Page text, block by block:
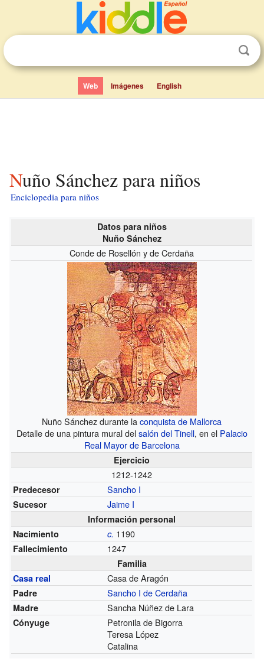
Web Imágenes English
Nuño Sánchez para niños
Enciclopedia para niños
Datos para niños
Nuño Sánchez
Conde de Rosellón y de Cerdaña
Nuño Sánchez durante laconquista de Mallorca
Detalle de una pintura mural delsalón del Tinell, en el Palacio
Real Mayor de Barcelona
Ejercicio
1212-1242
Predecesor Sancho I
Sucesor Jaime I
Información personal
Nacimiento
c. 1190
Fallecimiento 1247
Familia
Casa real
Casa de Aragón
Padre Sancho I de Cerdaña
Madre Sancha Núñez de Lara
Cónyuge
Petronila de Bigorra
Teresa López
Catalina